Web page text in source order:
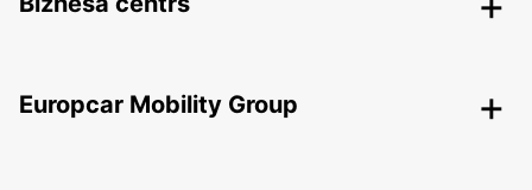
Europcar Mobility Group